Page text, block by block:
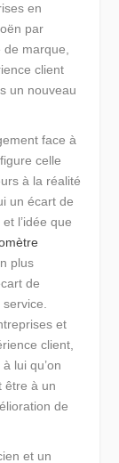
en
par
marque,
client
un nouveau
face à
celle
à la réalité
un écart de
l’idée que
plus
de
et
client,
lui qu’on
être à un
de
et un